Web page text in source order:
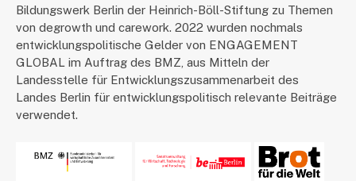
Bildungswerk Berlin der Heinrich-Böll-Stiftung zu Themen
von degrowth und carework. 2022 wurden nochmals
entwicklungspolitische Gelder von ENGAGEMENT
GLOBAL im Auftrag des BMZ, aus Mitteln der
Landesstelle für Entwicklungszusammenarbeit des
Landes Berlin für entwicklungspolitisch relevante Beiträge
verwendet.